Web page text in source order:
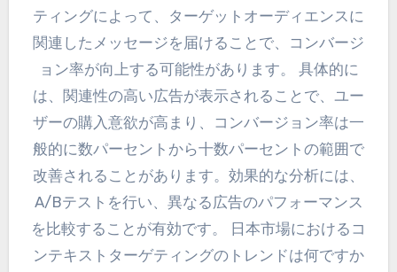
ティングによって、ターゲットオーディエンスに
関連したメッセージを届けることで、コンバージ
ョン率が向上する可能性があります。 具体的に
は、関連性の高い広告が表示されることで、ユー
ザーの購入意欲が高まり、コンバージョン率は一
般的に数パーセントから十数パーセントの範囲で
改善されることがあります。効果的な分析には、
A/Bテストを行い、異なる広告のパフォーマンス
を比較することが有効です。 日本市場におけるコ
ンテキストターゲティングのトレンドは何ですか